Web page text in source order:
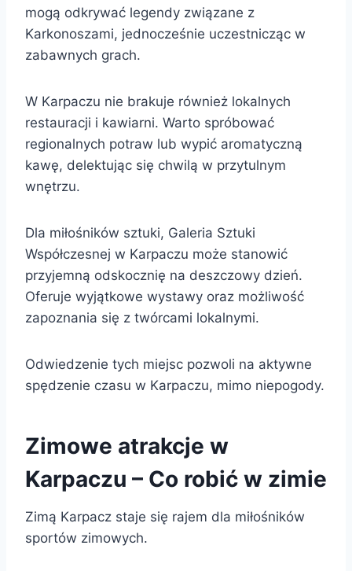
mogą odkrywać legendy związane z
Karkonoszami, jednocześnie uczestnicząc w
zabawnych grach.
W Karpaczu nie brakuje również lokalnych
restauracji i kawiarni. Warto spróbować
regionalnych potraw lub wypić aromatyczną
kawę, delektując się chwilą w przytulnym
wnętrzu.
Dla miłośników sztuki, Galeria Sztuki
Współczesnej w Karpaczu może stanowić
przyjemną odskocznię na deszczowy dzień.
Oferuje wyjątkowe wystawy oraz możliwość
zapoznania się z twórcami lokalnymi.
Odwiedzenie tych miejsc pozwoli na aktywne
spędzenie czasu w Karpaczu, mimo niepogody.
Zimowe atrakcje w
Karpaczu – Co robić w zimie
Zimą Karpacz staje się rajem dla miłośników
sportów zimowych.